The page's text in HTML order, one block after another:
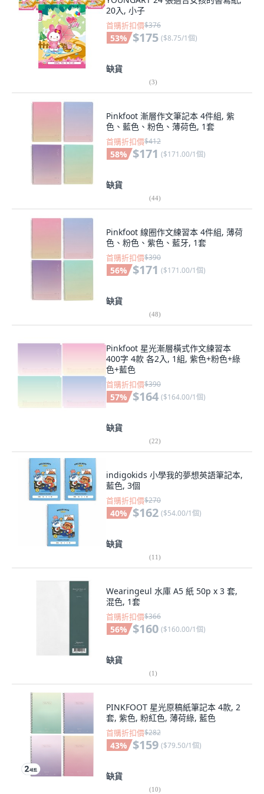
20入, 小子
首購折扣價$376
53% $175 ($8.75/1個)
缺貨
(3)
Pinkfoot 漸層作文筆記本 4件組, 紫
色、藍色、粉色、薄荷色, 1套
首購折扣價$412
58% $171 ($171.00/1個)
缺貨
(44)
Pinkfoot 線圈作文練習本 4件組, 薄荷
色、粉色、紫色、藍牙, 1套
首購折扣價$390
56% $171 ($171.00/1個)
缺貨
(48)
Pinkfoot 星光漸層橫式作文練習本
400字 4款 各2入, 1組, 紫色+粉色+綠
色+藍色
首購折扣價$390
57% $164 ($164.00/1個)
缺貨
(22)
indigokids 小學我的夢想英語筆記本,
藍色, 3個
首購折扣價$270
40% $162 ($54.00/1個)
缺貨
(11)
Wearingeul 水庫 A5 紙 50p x 3 套,
混色, 1套
首購折扣價$366
56% $160 ($160.00/1個)
缺貨
(1)
PINKFOOT 星光原稿紙筆記本 4款, 2
套, 紫色, 粉紅色, 薄荷綠, 藍色
首購折扣價$282
43% $159 ($79.50/1個)
缺貨
(10)